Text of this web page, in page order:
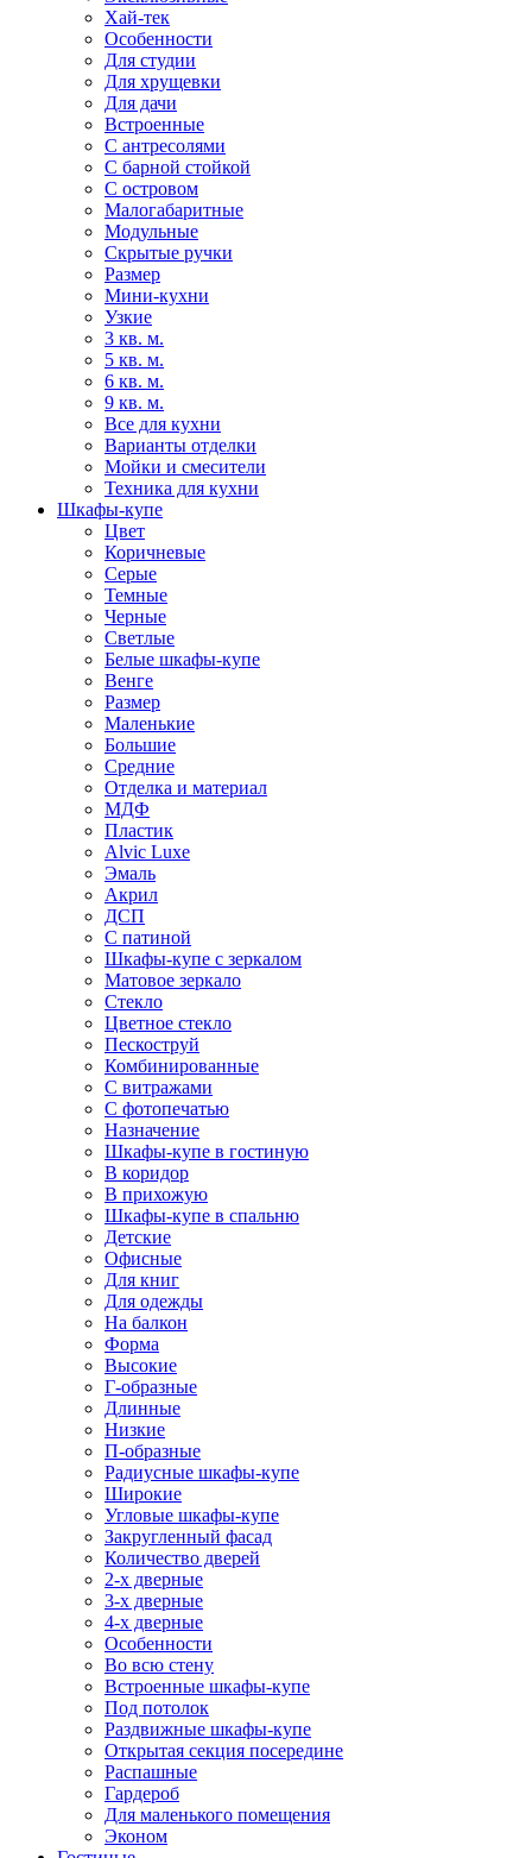
Хай-тек
Особенности
Для студии
Для хрущевки
Для дачи
Встроенные
С антресолями
С барной стойкой
С островом
Малогабаритные
Модульные
Скрытые ручки
Размер
Мини-кухни
Узкие
3 кв. м.
5 кв. м.
6 кв. м.
9 кв. м.
Все для кухни
Варианты отделки
Мойки и смесители
Техника для кухни
Шкафы-купе
Цвет
Коричневые
Серые
Темные
Черные
Светлые
Белые шкафы-купе
Венге
Размер
Маленькие
Большие
Средние
Отделка и материал
МДФ
Пластик
Alvic Luxe
Эмаль
Акрил
ДСП
С патиной
Шкафы-купе с зеркалом
Матовое зеркало
Стекло
Цветное стекло
Пескоструй
Комбинированные
С витражами
С фотопечатью
Назначение
Шкафы-купе в гостиную
В коридор
В прихожую
Шкафы-купе в спальню
Детские
Офисные
Для книг
Для одежды
На балкон
Форма
Высокие
Г-образные
Длинные
Низкие
П-образные
Радиусные шкафы-купе
Широкие
Угловые шкафы-купе
Закругленный фасад
Количество дверей
2-х дверные
3-х дверные
4-х дверные
Особенности
Во всю стену
Встроенные шкафы-купе
Под потолок
Раздвижные шкафы-купе
Открытая секция посередине
Распашные
Гардероб
Для маленького помещения
Эконом